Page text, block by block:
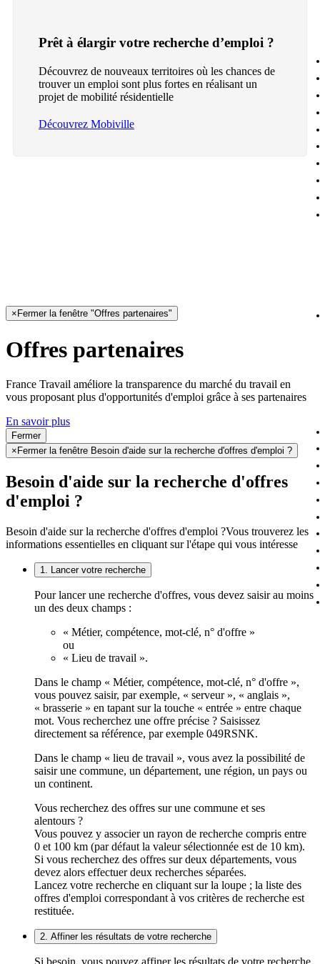
Prêt à élargir votre recherche d’emploi ?
Découvrez de nouveaux territoires où les chances de
trouver un emploi sont plus fortes en réalisant un
projet de mobilité résidentielle
Découvrez Mobiville
× Fermer la fenêtre "Offres partenaires"
Offres partenaires
France Travail améliore la transparence du marché du travail en
vous proposant plus d'opportunités d'emploi grâce à ses partenaires
En savoir plus
Fermer
× Fermer la fenêtre Besoin d'aide sur la recherche d'offres d'emploi ?
Besoin d'aide sur la recherche d'offres
d'emploi ?
Besoin d'aide sur la recherche d'offres d'emploi ?Vous trouverez les
informations essentielles en cliquant sur l'étape qui vous intéresse
1. Lancer votre recherche
Pour lancer une recherche d'offres, vous devez saisir au moins
un des deux champs :
« Métier, compétence, mot-clé, n° d'offre »
ou
« Lieu de travail ».
Dans le champ « Métier, compétence, mot-clé, n° d'offre »,
vous pouvez saisir, par exemple, « serveur », « anglais »,
« brasserie » en tapant sur la touche « entrée » entre chaque
mot. Vous recherchez une offre précise ? Saisissez
directement sa référence, par exemple 049RSNK.
Dans le champ « lieu de travail », vous avez la possibilité de
saisir une commune, un département, une région, un pays ou
un continent.
Vous recherchez des offres sur une commune et ses
alentours ?
Vous pouvez y associer un rayon de recherche compris entre
0 et 100 km (par défaut la valeur sélectionnée est de 10 km).
Si vous recherchez des offres sur deux départements, vous
devez alors effectuer deux recherches séparées.
Lancez votre recherche en cliquant sur la loupe ; la liste des
offres d'emploi correspondant à vos critères de recherche est
restituée.
2. Affiner les résultats de votre recherche